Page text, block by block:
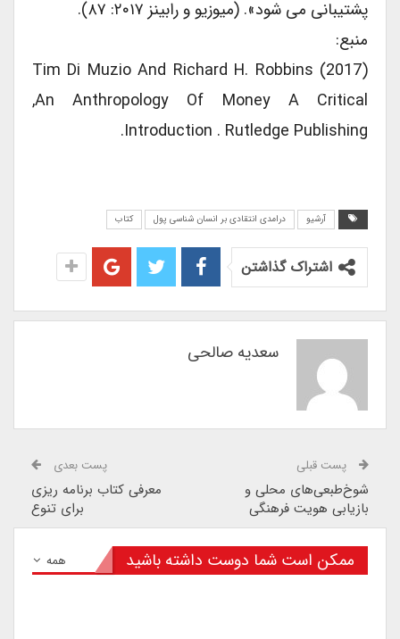
پشتیبانی می شود». (میوزیو و رابینز ۲۰۱۷: ۸۷).
منبع:
Tim Di Muzio And Richard H. Robbins (2017)
,An Anthropology Of Money A Critical
Introduction . Rutledge Publishing.
آرشیو درامدی انتقادی بر انسان شناسی پول کتاب
اشتراک گذاشتن
سعدیه صالحی
پست قبلی
شوخ‌طبعی‌های محلی و
بازیابی هویت فرهنگی
پست بعدی
معرفی کتاب برنامه ریزی
برای تنوع
همه ممکن است شما دوست داشته باشید